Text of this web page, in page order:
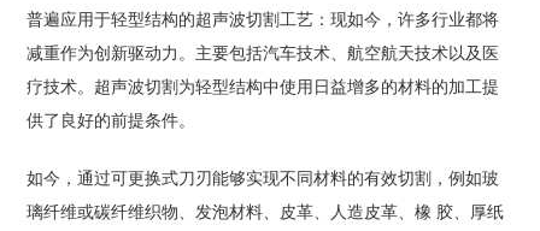
普遍应用于轻型结构的超声波切割工艺：现如今，许多行业都将
减重作为创新驱动力。主要包括汽车技术、航空航天技术以及医
疗技术。超声波切割为轻型结构中使用日益增多的材料的加工提
供了良好的前提条件。
如今，通过可更换式刀刃能够实现不同材料的有效切割，例如玻
璃纤维或碳纤维织物、发泡材料、皮革、人造皮革、橡 胶、厚纸